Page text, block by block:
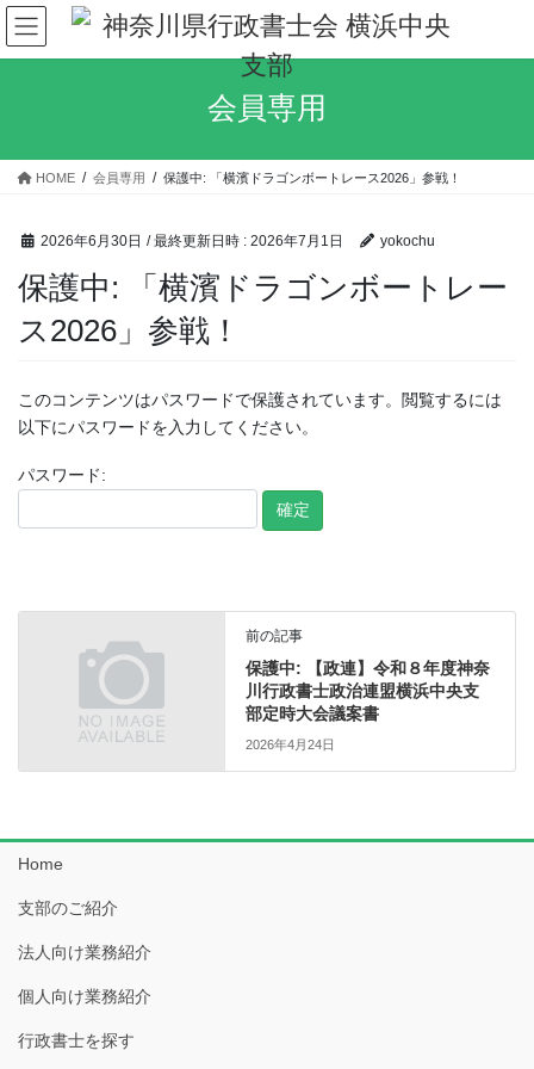
コ
ン
テ
ス
ナ
ビ
ゲ
ン
会員専用
HOME 会員専用 保護中: 「横濱ドラゴンボートレース2026」参戦！
2026年6月30日 / 最終更新日時 : 2026年7月1日 yokochu
保護中: 「横濱ドラゴンボートレー
ス2026」参戦！
このコンテンツはパスワードで保護されています。閲覧するには
以下にパスワードを入力してください。
パスワード:
前の記事
保護中: 【政連】令和８年度神奈
川行政書士政治連盟横浜中央支
部定時大会議案書
2026年4月24日
Home
支部のご紹介
法人向け業務紹介
個人向け業務紹介
行政書士を探す